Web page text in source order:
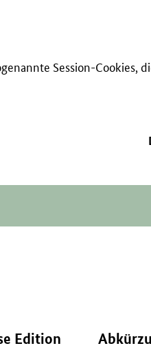
Session-Cookies,
Edition